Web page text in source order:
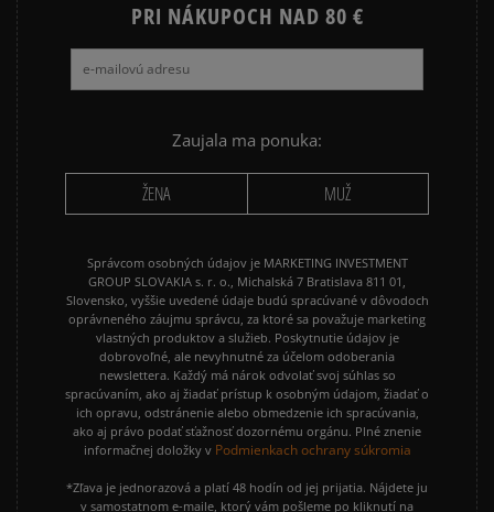
PRI NÁKUPOCH NAD 80 €
Zaujala ma ponuka:
ŽENA MUŽ
Správcom osobných údajov je MARKETING INVESTMENT
GROUP SLOVAKIA s. r. o., Michalská 7 Bratislava 811 01,
Slovensko, vyššie uvedené údaje budú spracúvané v dôvodoch
oprávneného záujmu správcu, za ktoré sa považuje marketing
vlastných produktov a služieb. Poskytnutie údajov je
dobrovoľné, ale nevyhnutné za účelom odoberania
newslettera. Každý má nárok odvolať svoj súhlas so
spracúvaním, ako aj žiadať prístup k osobným údajom, žiadať o
ich opravu, odstránenie alebo obmedzenie ich spracúvania,
ako aj právo podať sťažnosť dozornému orgánu. Plné znenie
informačnej doložky v Podmienkach ochrany súkromia
*Zľava je jednorazová a platí 48 hodín od jej prijatia. Nájdete ju
v samostatnom e-maile, ktorý vám pošleme po kliknutí na